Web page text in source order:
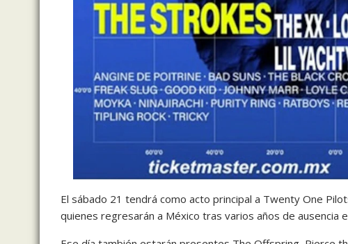
El sábado 21 tendrá como acto principal a Twenty One
quienes regresarán a México tras varios años de ausencia